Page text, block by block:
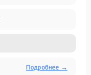
Подробнее →